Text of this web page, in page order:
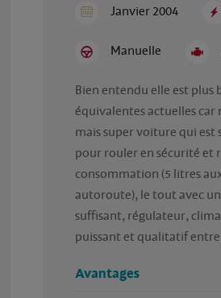
Janvier 2004
Manuelle
Bien entendu elle est plus
équivalentes actuelles car
mais super voiture qui
pour rouler en sécurité et
consommation (5 litres
autoroute), le tout avec
suffisant, régulateur,
puissant et qualitatif
Avantages